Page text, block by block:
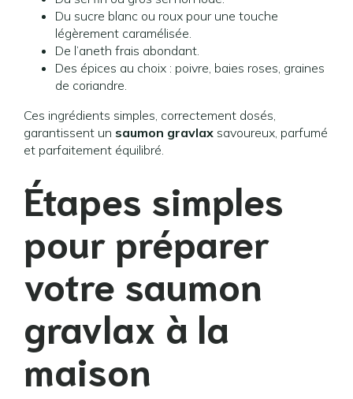
Du sucre blanc ou roux pour une touche
légèrement caramélisée.
De l’aneth frais abondant.
Des épices au choix : poivre, baies roses, graines
de coriandre.
Ces ingrédients simples, correctement dosés,
garantissent un saumon gravlax savoureux, parfumé
et parfaitement équilibré.
Étapes simples
pour préparer
votre saumon
gravlax à la
maison